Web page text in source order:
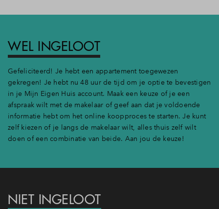
WEL INGELOOT
Gefeliciteerd! Je hebt een appartement toegewezen
gekregen! Je hebt nu 48 uur de tijd om je optie te bevestigen
in je Mijn Eigen Huis account. Maak een keuze of je een
afspraak wilt met de makelaar of geef aan dat je voldoende
informatie hebt om het online koopproces te starten. Je kunt
zelf kiezen of je langs de makelaar wilt, alles thuis zelf wilt
doen of een combinatie van beide. Aan jou de keuze!
NIET INGELOOT